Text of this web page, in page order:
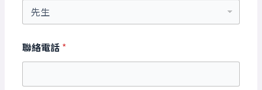
聯絡電話 *